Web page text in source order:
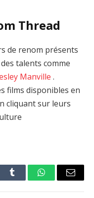
Thread
de renom présents
talents comme
Manville .
films disponibles en
cliquant sur leurs
Tumblr WhatsAppEmail